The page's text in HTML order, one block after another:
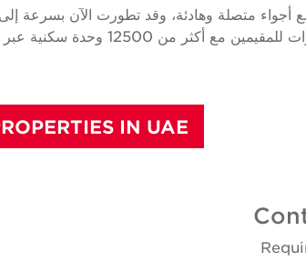
أجواء متصلة وهادئة، وقد تطورت الآن بسرعة
في المنطقة، معظمها من المباني المتوسطة إلى الشاهقة.
IN UAE